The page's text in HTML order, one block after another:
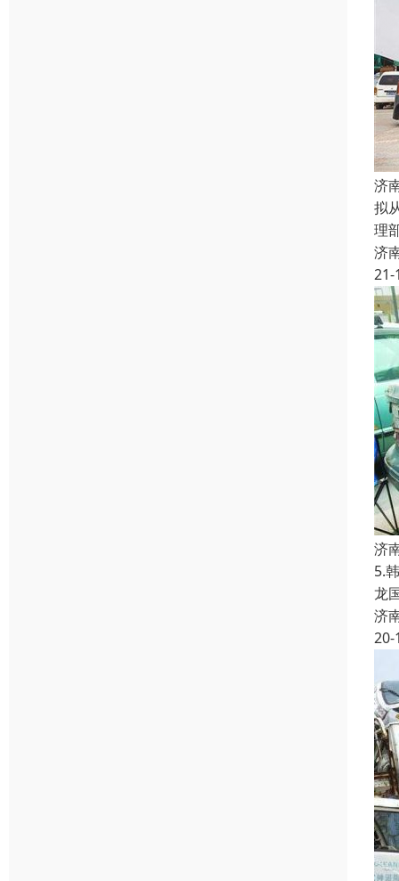
济
拟
理
济
21-
济
5.
龙
济
20-